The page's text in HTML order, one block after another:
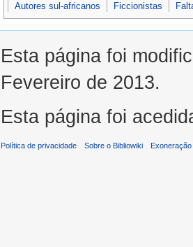
Autores sul-africanos
Ficcionistas
Esta página foi
Fevereiro de 2013.
Esta página foi
Política de privacidade Sobre o Bibliowiki